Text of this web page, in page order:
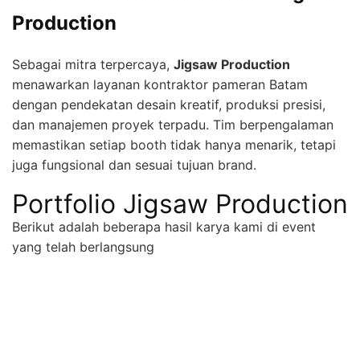
Production
Sebagai mitra terpercaya, Jigsaw Production
menawarkan layanan kontraktor pameran Batam
dengan pendekatan desain kreatif, produksi presisi,
dan manajemen proyek terpadu. Tim berpengalaman
memastikan setiap booth tidak hanya menarik, tetapi
juga fungsional dan sesuai tujuan brand.
Portfolio Jigsaw Production
Berikut adalah beberapa hasil karya kami di event
yang telah berlangsung